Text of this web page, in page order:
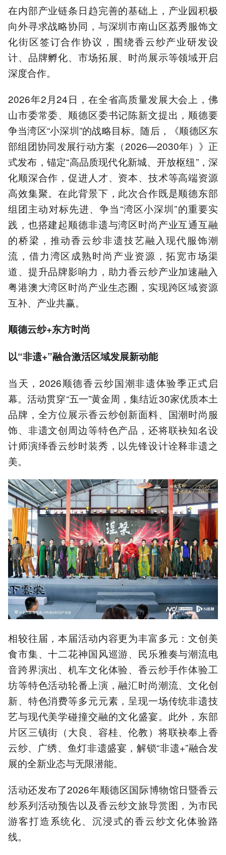
在内部产业链条日趋完善的基础上，产业园积极
向外寻求战略协同，与深圳市南山区荔秀服饰文
化街区签订合作协议，围绕香云纱产业研发设
计、品牌孵化、市场拓展、时尚展示等领域开启
深度合作。
2026年2月24日，在全省高质量发展大会上，佛
山市委常委、顺德区委书记陈新文提出，顺德要
争当湾区“小深圳”的战略目标。随后，《顺德区东
部组团协同发展行动方案（2026—2030年）》正
式发布，锚定“高品质现代化新城、开放枢纽”，深
化顺深合作，促进人才、资本、技术等高端资源
高效集聚。在此背景下，此次合作既是顺德东部
组团主动对标先进、争当“湾区小深圳”的重要实
践，也搭建起顺德非遗与湾区时尚产业互通互融
的桥梁，推动香云纱非遗技艺融入现代服饰潮
流，借力湾区成熟时尚产业资源，拓宽市场渠
道、提升品牌影响力，助力香云纱产业加速融入
粤港澳大湾区时尚产业生态圈，实现跨区域资源
互补、产业共赢。
顺德云纱+东方时尚
以“非遗+”融合激活区域发展新动能
当天，2026顺德香云纱国潮非遗体验季正式启
幕。活动贯穿“五一”黄金周，集结近30家优质本土
品牌，全方位展示香云纱创新面料、国潮时尚服
饰、非遗文创周边等特色产品，还将联袂知名设
计师演绎香云纱时装秀，以先锋设计诠释非遗之
美。
相较往届，本届活动内容更为丰富多元：文创美
食市集、十二花神国风巡游、民乐雅奏与潮流电
音跨界演出、机车文化体验、香云纱手作体验工
坊等特色活动轮番上演，融汇时尚潮流、文化创
新、特色消费等多元元素，呈现一场传统非遗技
艺与现代美学碰撞交融的文化盛宴。此外，东部
片区三镇街（大良、容桂、伦教）将联袂奉上香
云纱、广绣、鱼灯非遗盛宴，解锁“非遗+”融合发
展的全新业态与无限潜能。
活动还发布了2026年顺德区国际博物馆日暨香云
纱系列活动预告以及香云纱文旅导赏图，为市民
游客打造系统化、沉浸式的香云纱文化体验路
线。